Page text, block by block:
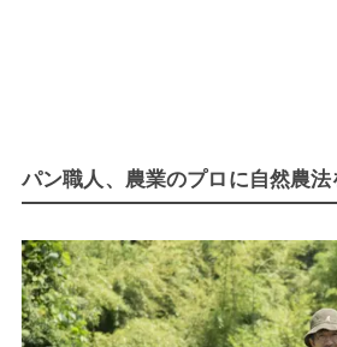
パン職人、農業のプロに自然農法